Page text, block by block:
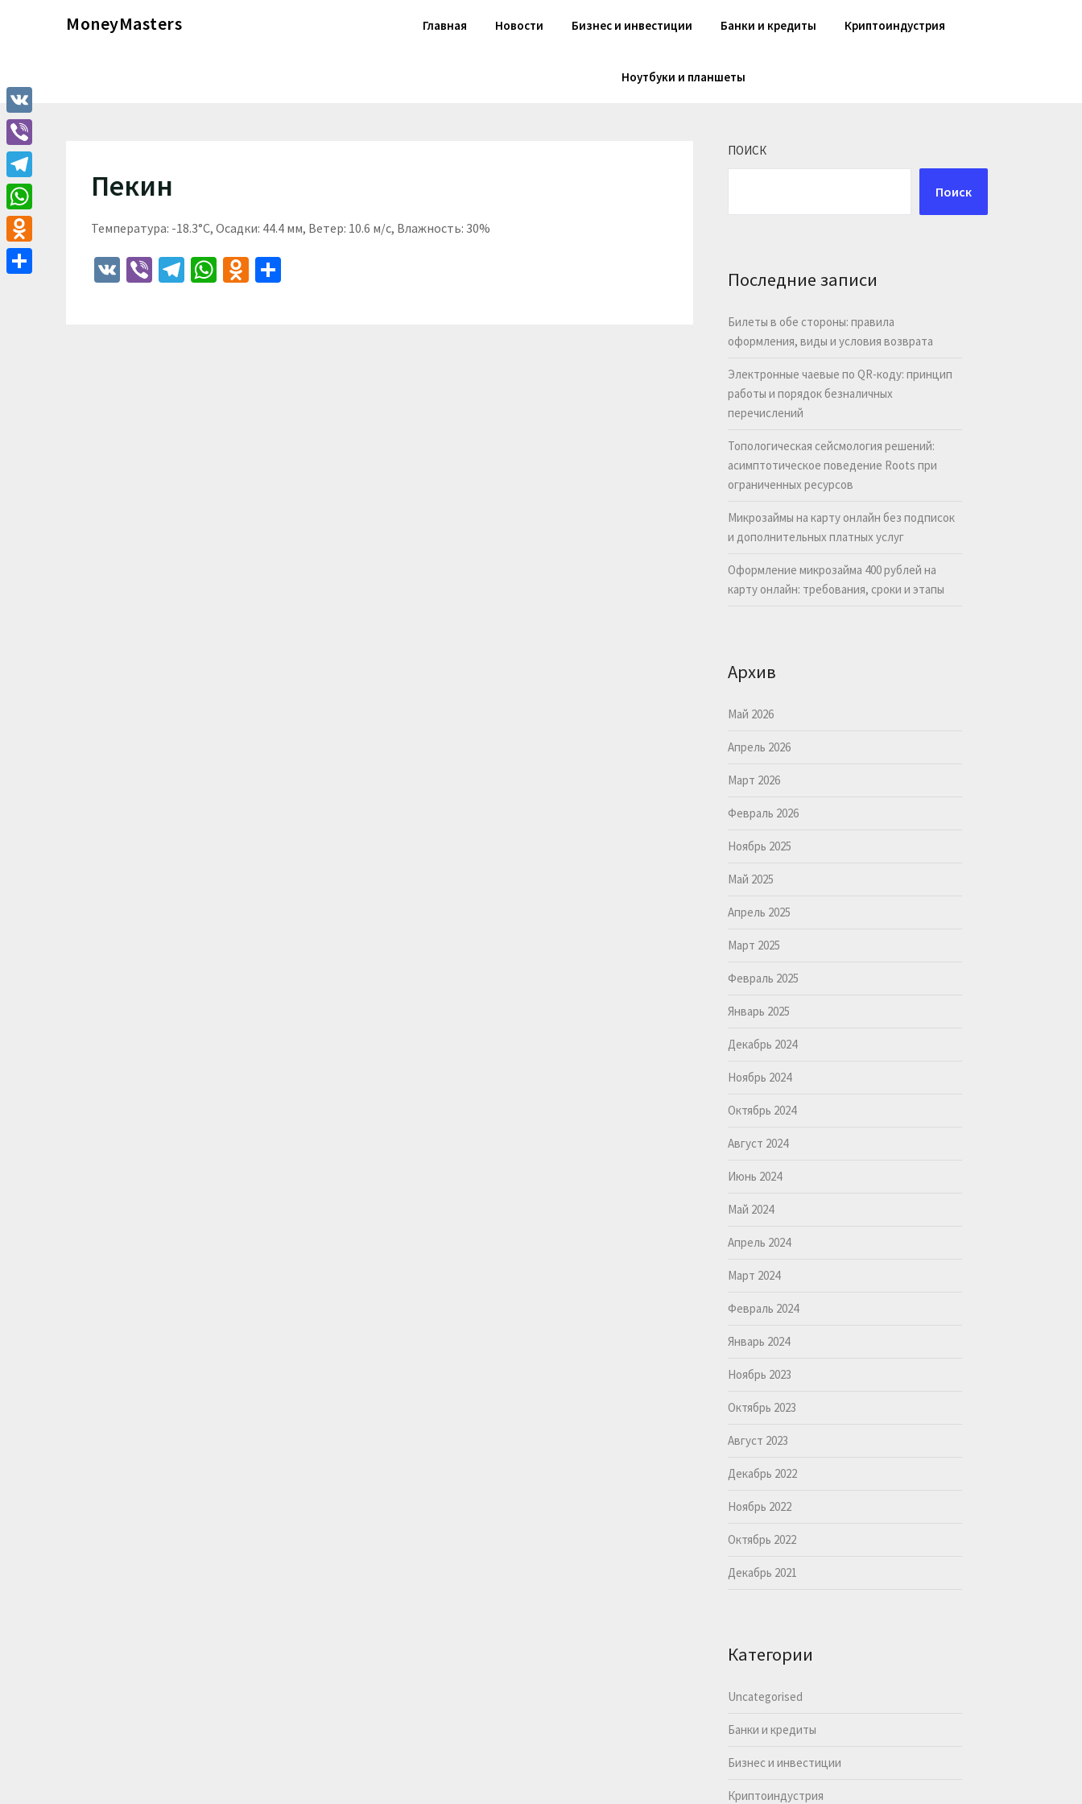
MoneyMasters Главная Новости Бизнес и инвестиции Банки и кредиты Криптоиндустрия
Ноутбуки и планшеты
Пекин
Температура: -18.3°C, Осадки: 44.4 мм, Ветер: 10.6 м/с, Влажность: 30%
VK ViberTelegram
WhatsApp
Odnoklassniki
ПОИСК
Поиск
Последние записи
Билеты в обе стороны: правила
оформления, виды и условия возврата
Электронные чаевые по QR-коду: принцип
работы и порядок безналичных
перечислений
Топологическая сейсмология решений:
асимптотическое поведение Roots при
ограниченных ресурсов
Микрозаймы на карту онлайн без подписок
и дополнительных платных услуг
Оформление микрозайма 400 рублей на
карту онлайн: требования, сроки и этапы
Архив
Май 2026
Апрель 2026
Март 2026
Февраль 2026
Ноябрь 2025
Май 2025
Апрель 2025
Март 2025
Февраль 2025
Январь 2025
Декабрь 2024
Ноябрь 2024
Октябрь 2024
Август 2024
Июнь 2024
Май 2024
Апрель 2024
Март 2024
Февраль 2024
Январь 2024
Ноябрь 2023
Октябрь 2023
Август 2023
Декабрь 2022
Ноябрь 2022
Октябрь 2022
Декабрь 2021
Категории
Uncategorised
Банки и кредиты
Бизнес и инвестиции
Криптоиндустрия
VK
Viber
Telegram
WhatsApp
Odnoklassniki